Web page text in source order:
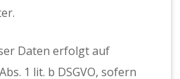
Daten erfolgt auf
1 lit. b DSGVO, sofern